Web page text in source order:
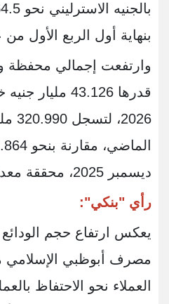
بنهاية أول الربع الأول من عام
وارتفعت إجمالي محفظة
قدرها 43.126
ديسمبر 2025، محققة معدل نمو بلغ 15.5%.
رأي "بنكي":
يعكس ارتفاع حجم الودائع
مصرف أبوظبي الإسلامي
العملاء نحو الاحتفاظ